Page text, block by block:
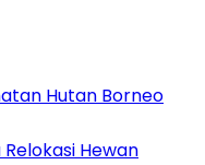
Hutan Borneo
Hewan